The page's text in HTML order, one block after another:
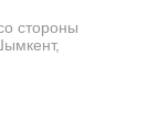
стороны